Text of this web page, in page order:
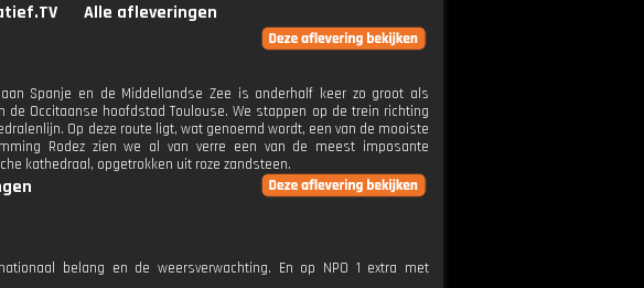
Alle afleveringen
Spanje en de Middellandse Zee is anderhalf keer zo groot als
Occitaanse hoofdstad Toulouse. We stappen op de trein richting
Op deze route ligt, wat genoemd wordt, een van de mooiste
Rodez zien we al van verre een van de meest imposante
kathedraal, opgetrokken uit roze zandsteen.
belang en de weersverwachting. En op NPO 1 extra met